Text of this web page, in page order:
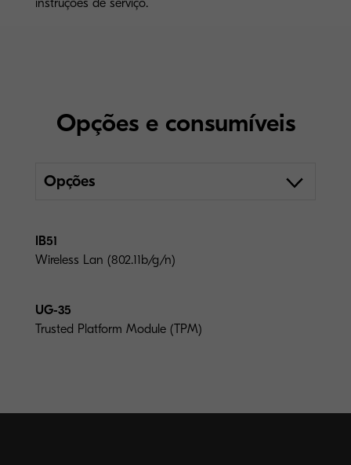
Opções e consumíveis
Opções
IB51
Wireless Lan (802.11b/g/n)
UG-35
Trusted Platform Module (TPM)